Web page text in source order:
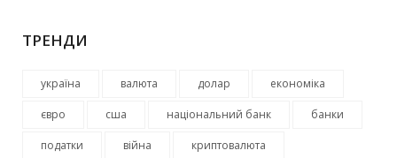
ТРЕНДИ
україна валюта долар економіка
євро сша національний банк банки
податки війна криптовалюта